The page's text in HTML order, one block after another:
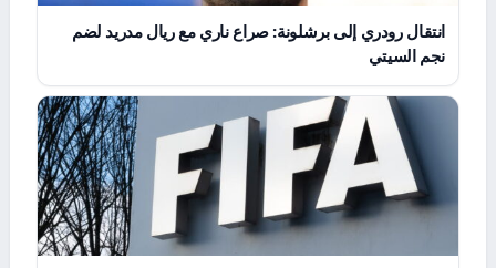
انتقال رودري إلى برشلونة: صراع ناري مع ريال مدريد لضم
نجم السيتي